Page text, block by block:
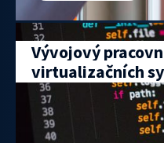
Vývojový
virtualizačních